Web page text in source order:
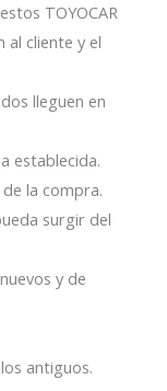
TOYOCAR
al cliente y el
lleguen en
establecida.
la compra.
surgir del
y de
antiguos.